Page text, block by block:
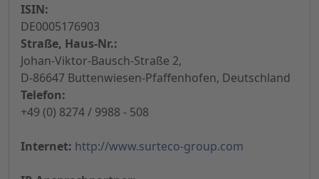
ISIN:
DE0005176903
Straße, Haus-Nr.:
Johan-Viktor-Bausch-Straße 2,
D-86647 Buttenwiesen-Pfaffenhofen, Deutschland
Telefon:
+49 (0) 8274 / 9988 - 508
Internet: http://www.surteco-group.com